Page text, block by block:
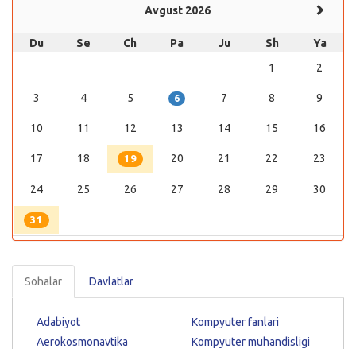
Avgust 2026
Du Se Ch Pa Ju Sh
Ya
1
2
3 4 5 6 7 8 9
10 11 12 13 14 15 16
17 18 19 20 21 22 23
24 25 26 27 28 29 30
31
Sohalar Davlatlar
Adabiyot
Aerokosmonavtika
Kompyuter fanlari
Kompyuter muhandisligi